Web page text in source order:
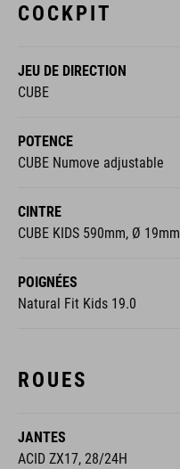
COCKPIT
JEU DE DIRECTION
CUBE
POTENCE
CUBE Numove adjustable
CINTRE
CUBE KIDS 590mm, Ø 19mm
POIGNÉES
Natural Fit Kids 19.0
ROUES
JANTES
ACID ZX17, 28/24H